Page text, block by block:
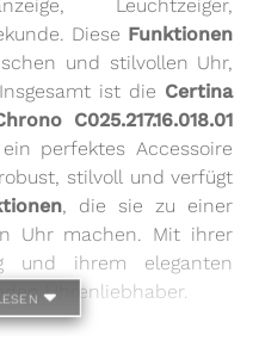
Leuchtzeiger,
Diese Funktionen
und stilvollen Uhr,
ist die Certina
C025.217.16.018.01
perfektes Accessoire
stilvoll und verfügt
, die sie zu einer
Uhr machen. Mit ihrer
und ihrem eleganten
Uhrenliebhaber.